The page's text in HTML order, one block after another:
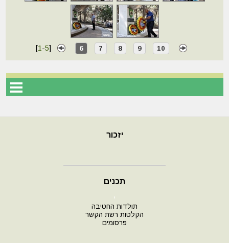
[1 -5] 6 7 8 9 10
יזכור
תכנים
י
תולדות החטיבה
הקלטות רשת הקשר
פרסומים